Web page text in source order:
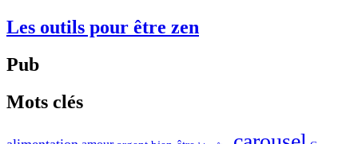
Les outils pour être zen
Pub
Mots clés